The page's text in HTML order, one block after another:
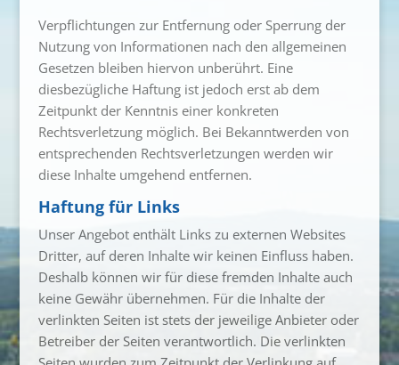
Verpflichtungen zur Entfernung oder Sperrung der
Nutzung von Informationen nach den allgemeinen
Gesetzen bleiben hiervon unberührt. Eine
diesbezügliche Haftung ist jedoch erst ab dem
Zeitpunkt der Kenntnis einer konkreten
Rechtsverletzung möglich. Bei Bekanntwerden von
entsprechenden Rechtsverletzungen werden wir
diese Inhalte umgehend entfernen.
Haftung für Links
Unser Angebot enthält Links zu externen Websites
Dritter, auf deren Inhalte wir keinen Einfluss haben.
Deshalb können wir für diese fremden Inhalte auch
keine Gewähr übernehmen. Für die Inhalte der
verlinkten Seiten ist stets der jeweilige Anbieter oder
Betreiber der Seiten verantwortlich. Die verlinkten